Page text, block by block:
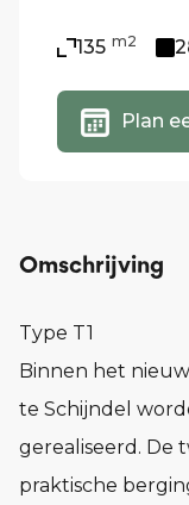
135 m2
Plan
Omschrijving
Type T1
Binnen het
te Schijndel
gerealiseerd. De
praktische